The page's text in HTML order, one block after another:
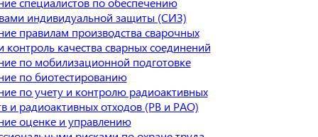
индивидуальной защиты (СИЗ)
правилам производства сварочных
контроль качества сварных соединений
по мобилизационной подготовке
по биотестированию
по учету и контролю радиоактивных
и радиоактивных отходов (РВ и РАО)
оценке и управлению